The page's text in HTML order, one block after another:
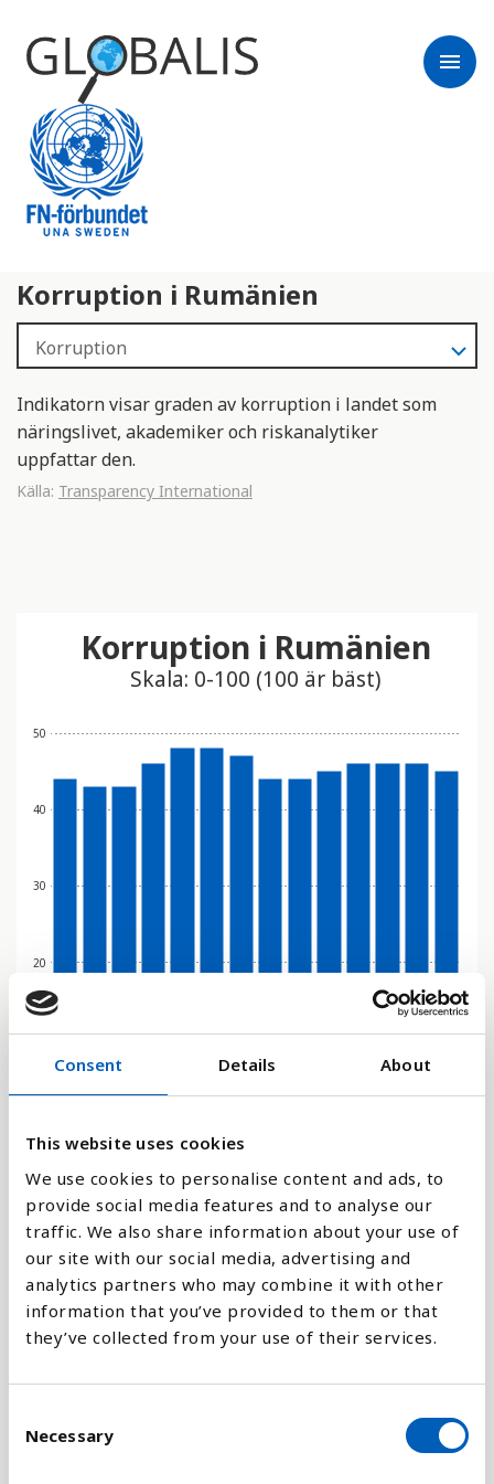
Consent Details About
This website uses cookies
We use cookies to personalise content and ads, to
provide social media features and to analyse our
traffic. We also share information about your use of
our site with our social media, advertising and
analytics partners who may combine it with other
information that you’ve provided to them or that
they’ve collected from your use of their services.
Necessary
menu
Korruption i Rumänien
Indikatorn visar graden av korruption i landet som
näringslivet, akademiker och riskanalytiker
uppfattar den.
Källa: Transparency International
10
20
30
40
50
2012 2013 2014 2015 2016 2017 2018
Korruption i Rumänien
Skala: 0-100 (100 är bäst)
Stapeldiagram
Linje
Platt
Jämför med: